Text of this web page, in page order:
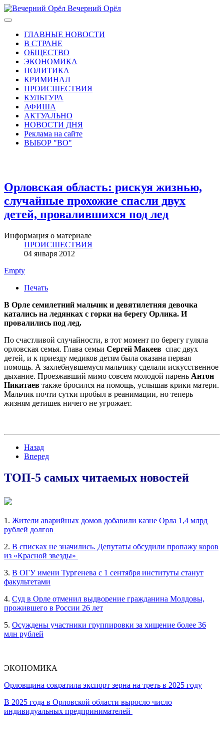
Вечерний Орёл
ГЛАВНЫЕ НОВОСТИ
В СТРАНЕ
ОБЩЕСТВО
ЭКОНОМИКА
ПОЛИТИКА
КРИМИНАЛ
ПРОИСШЕСТВИЯ
КУЛЬТУРА
АФИША
АКТУАЛЬНО
НОВОСТИ ДНЯ
Реклама на сайте
ВЫБОР "ВО"
Орловская область: рискуя жизнью,
случайные прохожие спасли двух
детей, провалившихся под лед
Информация о материале
ПРОИСШЕСТВИЯ
04 января 2012
Empty
Печать
В Орле семилетний мальчик и девятилетняя девочка
катались на ледянках c горки на берегу Орлика. И
провалились под лед.
По счастливой случайности, в тот момент по берегу гуляла
орловская семья. Глава семьи Сергей Макеев спас двух
детей, и к приезду медиков детям была оказана первая
помощь. А захлебнувшемуся мальчику сделали искусственное
дыхание. Проезжавший мимо совсем молодой парень Антон
Никитаев также бросился на помощь, услышав крики матери.
Мальчик почти сутки пробыл в реанимации, но теперь
жизням детишек ничего не угрожает.
Назад
Вперед
ТОП-5 самых читаемых новостей
1. Жители аварийных домов добавили казне Орла 1,4 млрд
рублей долгов
2. В списках не значились. Депутаты обсудили пропажу коров
из «Красной звезды»
3. В ОГУ имени Тургенева с 1 сентября институты станут
факультетами
4. Суд в Орле отменил выдворение гражданина Молдовы,
прожившего в России 26 лет
5. Осуждены участники группировки за хищение более 36
млн рублей
ЭКОНОМИКА
Орловщина сократила экспорт зерна на треть в 2025 году
В 2025 года в Орловской области выросло число
индивидуальных предпринимателей